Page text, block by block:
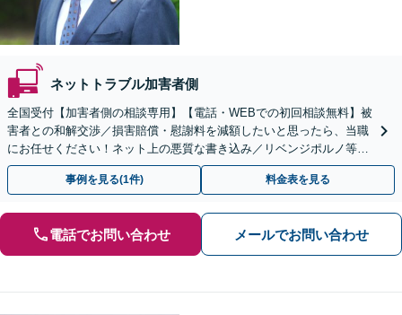
ネットトラブル加害者側
全国受付【加害者側の相談専用】【電話・WEBでの初回相談無料】被
害者との和解交渉／損害賠償・慰謝料を減額したいと思ったら、当職
にお任せください！ネット上の悪質な書き込み／リベンジポルノ等、
代表弁護士が最後まで対応【関東エリア以外の相談も可】
事例を見る(1件) 料金表を見る
電話でお問い合わせ メールでお問い合わせ